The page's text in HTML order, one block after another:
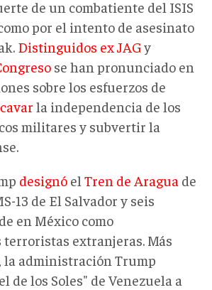
de un combatiente del ISIS
por el intento de asesinato
Distinguidos ex JAG y
se han pronunciado en
sobre los esfuerzos de
la independencia de los
militares y subvertir la
designó el Tren de Aragua de
13 de El Salvador y seis
en México como
terroristas extranjeras. Más
la administración Trump
de los Soles" de Venezuela a